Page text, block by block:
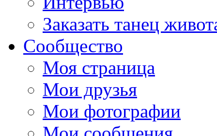
Заказать танец
Сообщество
Моя страница
Мои друзья
Мои фотографии